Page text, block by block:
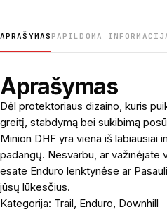
APRAŠYMAS PAPILDOMA
Aprašymas
Dėl protektoriaus dizaino, kuris
greitį, stabdymą bei sukibimą
Minion DHF yra viena iš labiausiai
padangų. Nesvarbu, ar važinėjate
esate Enduro lenktynėse ar
jūsų lūkesčius.
Kategorija: Trail, Enduro, Downhill